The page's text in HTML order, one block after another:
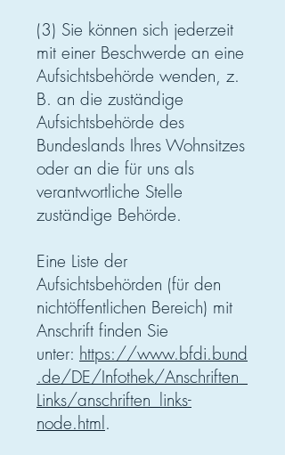
(3) Sie können sich jederzeit
mit einer Beschwerde an eine
Aufsichtsbehörde wenden, z.
B. an die zuständige
Aufsichtsbehörde des
Bundeslands Ihres Wohnsitzes
oder an die für uns als
verantwortliche Stelle
zuständige Behörde.
Eine Liste der
Aufsichtsbehörden (für den
nichtöffentlichen Bereich) mit
Anschrift finden Sie
unter: https://www.bfdi.bund
.de/DE/Infothek/Anschriften_
Links/anschriften_links-
node.html.